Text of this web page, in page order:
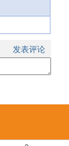
发表评论